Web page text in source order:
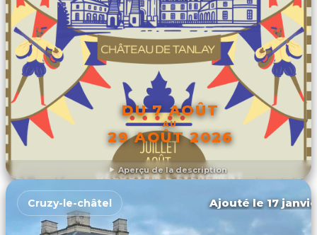
Aperçu de la description
DU 7 AOÛT
AU
29 AOÛT 2026
DÉCOUVRIR L'ÉVÉNEMENT
Cruzy-le-châtel Ajouté le 17